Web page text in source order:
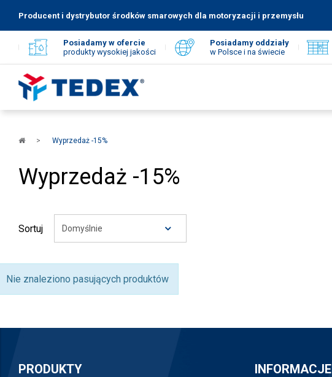
Producent i dystrybutor środków smarowych dla motoryzacji i przemysłu
Posiadamy w ofercie
produkty wysokiej jakości
Posiadamy oddziały
w Polsce i na świecie
Strona
Wyprzedaż -15%
Wyprzedaż -15%
Sortuj Domyślnie
Nie znaleziono pasujących produktów
PRODUKTY INFORMACJE